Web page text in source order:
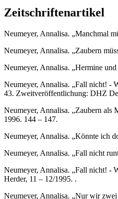
Zeitschriftenartikel
Neumeyer, Annalisa. „Manchmal
Neumeyer, Annalisa. „Zaubern
Neumeyer, Annalisa. „Hermine
Neumeyer, Annalisa. „Fall nicht! -
43. Zweitveröffentlichung: DHZ
Neumeyer, Annalisa. „Zaubern als
1996. 144 – 147.
Neumeyer, Annalisa. „Könnte ich
Neumeyer, Annalisa. „Fall nicht
Neumeyer, Annalisa. „Fall nicht! -
Herder, 11 – 12/1995. .
Neumeyer, Annalisa. „Nur wir